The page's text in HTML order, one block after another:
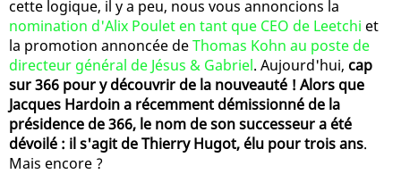
cette logique, il y a peu, nous vous annoncions la
nomination d'Alix Poulet en tant que CEO de Leetchi et
la promotion annoncée deThomas Kohn au poste de
directeur général de Jésus & Gabriel. Aujourd'hui, cap
sur 366 pour y découvrir de la nouveauté ! Alors que
Jacques Hardoin a récemment démissionné de la
présidence de 366, le nom de son successeur a été
dévoilé : il s'agit de Thierry Hugot, élu pour trois ans.
Mais encore ?